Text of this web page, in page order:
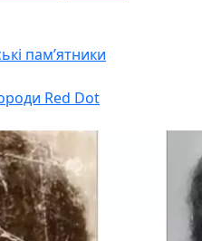
памʼятники
Red Dot